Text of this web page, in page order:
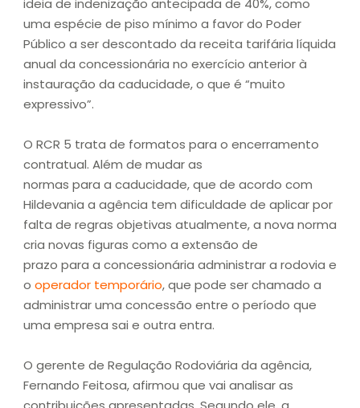
ideia de indenização antecipada de 40%, como
uma espécie de piso mínimo a favor do Poder
Público a ser descontado da receita tarifária líquida
anual da concessionária no exercício anterior à
instauração da caducidade, o que é “muito
expressivo”.
O RCR 5 trata de formatos para o encerramento
contratual. Além de mudar as
normas para a caducidade, que de acordo com
Hildevania a agência tem dificuldade de aplicar por
falta de regras objetivas atualmente, a nova norma
cria novas figuras como a extensão de
prazo para a concessionária administrar a rodovia e
o operador temporário, que pode ser chamado a
administrar uma concessão entre o período que
uma empresa sai e outra entra.
O gerente de Regulação Rodoviária da agência,
Fernando Feitosa, afirmou que vai analisar as